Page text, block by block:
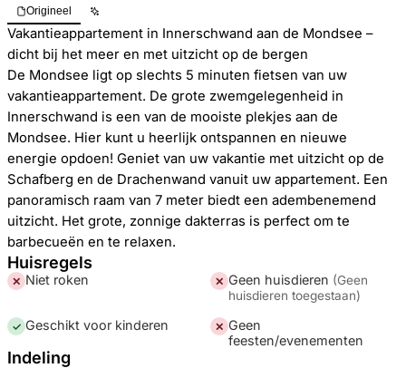
Origineel
Vakantieappartement in Innerschwand aan de Mondsee –
dicht bij het meer en met uitzicht op de bergen
De Mondsee ligt op slechts 5 minuten fietsen van uw
vakantieappartement. De grote zwemgelegenheid in
Innerschwand is een van de mooiste plekjes aan de
Mondsee. Hier kunt u heerlijk ontspannen en nieuwe
energie opdoen! Geniet van uw vakantie met uitzicht op de
Schafberg en de Drachenwand vanuit uw appartement. Een
panoramisch raam van 7 meter biedt een adembenemend
uitzicht. Het grote, zonnige dakterras is perfect om te
barbecueën en te relaxen.
Huisregels
✕ Niet roken ✕ Geen huisdieren (Geen
huisdieren toegestaan)
✓ Geschikt voor kinderen ✕ Geen
feesten/evenementen
Indeling